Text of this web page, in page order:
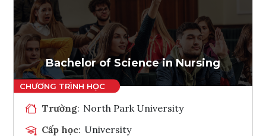
Ghi danh
Tham vấn Interlink
Bachelor of Science in Nursing
Trường: North Park University
Cấp học: University